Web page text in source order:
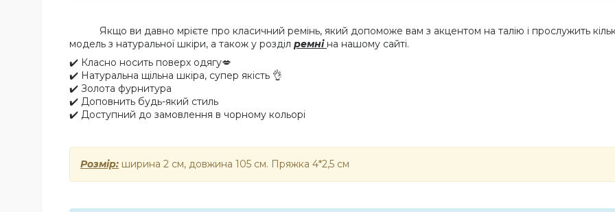
Якщо ви давно мрієте про класичний ремінь, який допоможе вам з акцентом на талію і прослужить
модель з натуральної шкіри, а також у розділ ремні на нашому сайті.
✔️ Класно носить поверх одягу💋
✔️ Натуральна щільна шкіра, супер якість 👌
✔️ Золота фурнитура
✔️ Доповнить будь-який стиль
✔️ Доступний до замовлення в чорному кольорі
Розмір: ширина 2 см, довжина 105 см. Пряжка 4*2,5 см